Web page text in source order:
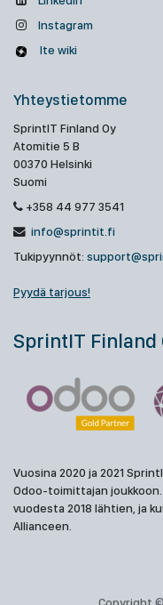
Instagram
Ite wiki
Yhteystietomme
SprintIT Finland Oy
Atomitie 5 B
00370 Helsinki
Suomi
+358 44 977 3541
info@sprintit.fi
Tukipyynnöt:
Pyydä tarjous!
SprintIT Finland
Vuosina 2020 ja 2021
Odoo-toimittajan
vuodesta 2018 lähtien, ja
Allianceen.
Copyright